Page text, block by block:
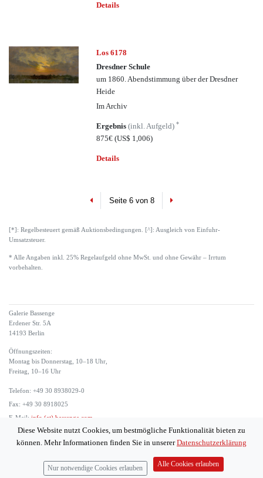
Details
Los 6178
Dresdner Schule
um 1860. Abendstimmung über der Dresdner
Heide
Im Archiv
Ergebnis(inkl. Aufgeld)*
875€(US$ 1,006)
Details
PreviousSeite 6 von 8 Next
[*]: Regelbesteuert gemäß Auktionsbedingungen. [^]: Ausgleich von Einfuhr-
Umsatzsteuer.
* Alle Angaben inkl. 25% Regelaufgeld ohne MwSt. und ohne Gewähr – Irrtum
vorbehalten.
Galerie Bassenge
Erdener Str. 5A
14193 Berlin
Öffnungszeiten:
Montag bis Donnerstag, 10–18 Uhr,
Freitag, 10–16 Uhr
Telefon: +49 30 8938029-0
Fax: +49 30 8918025
E-Mail: info (at) bassenge.com
Datenschutzerklärung
Diese Website nutzt Cookies, um bestmögliche Funktionalität bieten zu
können. Mehr Informationen finden Sie in unsererDatenschutzerklärung
Nur notwendige Cookies erlauben
Alle Cookies erlauben